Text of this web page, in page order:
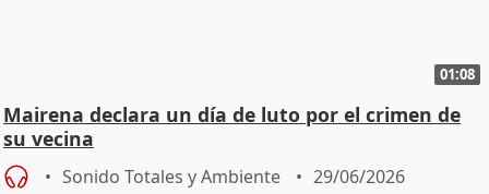
01:08
Mairena declara un día de luto por el crimen de
su vecina
Sonido Totales y Ambiente 29/06/2026